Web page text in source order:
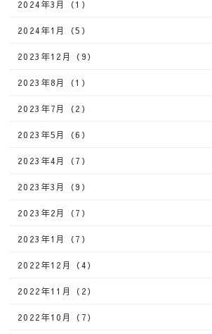
2024年3月（1）
2024年1月（5）
2023年12月（9）
2023年8月（1）
2023年7月（2）
2023年5月（6）
2023年4月（7）
2023年3月（9）
2023年2月（7）
2023年1月（7）
2022年12月（4）
2022年11月（2）
2022年10月（7）